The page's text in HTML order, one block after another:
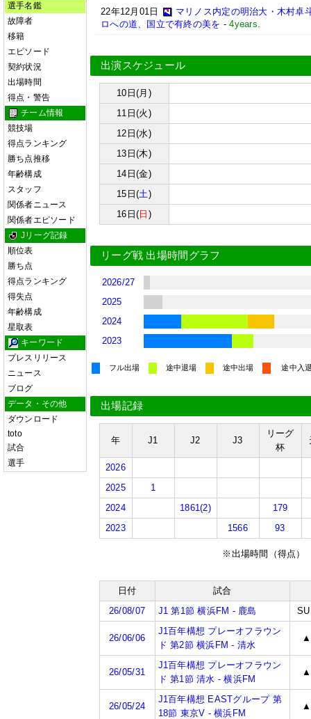
選手名鑑
故障者
移籍
エピソード
契約状況
出場時間
得点・警告
チーム情報
競技場
得点ランキング
勝ち点推移
年齢構成
スタッフ
関係者ニュース
関係者エピソード
Jリーグ記録
順位表
勝ち点
得点ランキング
得失点
年齢構成
星取表
キーワード
プレスリリース
ニュース
ブログ
データ・その他
ダウンロード
toto
試合
選手
22年12月01日
マリノス内定の明治大・木村卓
ロへの道、国立で有終の美を -4years.
出演スケジュール
10日(月)
11日(火)
12日(水)
13日(木)
14日(金)
15日(土)
16日( 日 )
リーグ戦 出場時間グラフ
2026/27
2025
2024
2023
フル出場 途中退場 途中出場 途中入
出場記録
年 J1 J2 J3
リーグ
杯
2026
2025
1
2024
1861(2)
179
2023
1566 93
※出場時間（得点）
日付
試合
26/08/07
J1 第1節 横浜FM - 鹿島
26/06/06
J1百年構想 プレーオフラウン
ド 第2節 横浜FM - 清水
▲
26/05/31
J1百年構想 プレーオフラウン
ド 第1節 清水 - 横浜FM
▲
26/05/24
J1百年構想 EASTグループ 第
18節 東京V - 横浜FM
▲